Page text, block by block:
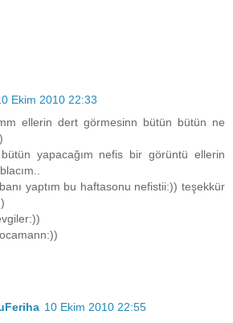
Ekim 2010 22:33
ellerin dert görmesinn bütün bütün ne
yapacağım nefis bir görüntü ellerin
yaptım bu haftasonu nefistii:)) teşekkür
10 Ekim 2010 22:55